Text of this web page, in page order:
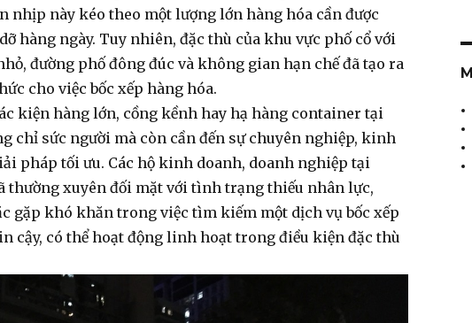
nhịp này kéo theo một lượng lớn hàng hóa cần được
hàng ngày. Tuy nhiên, đặc thù của khu vực phố cổ với
đường phố đông đúc và không gian hạn chế đã tạo ra
cho việcbốc xếp hàng hóa.
kiện hàng lớn, cồng kềnh hayhạ hàng container tại
chỉ sức người mà còn cần đến sự chuyên nghiệp, kinh
pháp tối ưu. Các hộ kinh doanh, doanh nghiệp tại
thường xuyên đối mặt với tình trạng thiếu nhân lực,
gặp khó khăn trong việc tìm kiếm một dịch vụ bốc xếp
cậy, có thể hoạt động linh hoạt trong điều kiện đặc thù